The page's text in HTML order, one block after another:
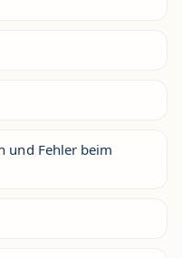
und Fehler beim